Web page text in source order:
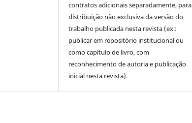
contratos adicionais separadamente, para
distribuição não exclusiva da versão do
trabalho publicada nesta revista (ex.:
publicar em repositório institucional ou
como capítulo de livro, com
reconhecimento de autoria e publicação
inicial nesta revista).